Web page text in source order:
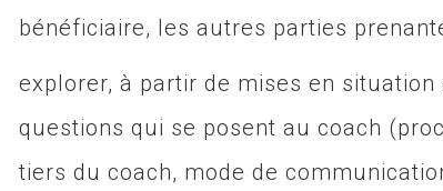
bénéficiaire, les autres parties
explorer, à partir de mises en
questions qui se posent au coach
tiers du coach, mode de